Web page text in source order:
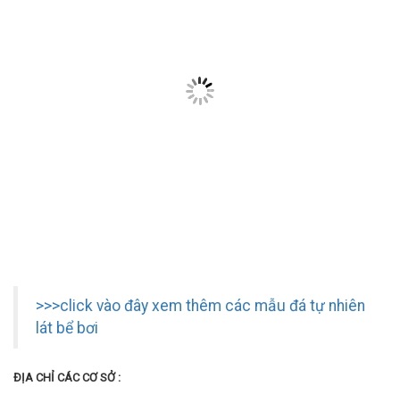
>>>click vào đây xem thêm các mẫu đá tự nhiên
lát bể bơi
ĐỊA CHỈ CÁC CƠ SỞ :